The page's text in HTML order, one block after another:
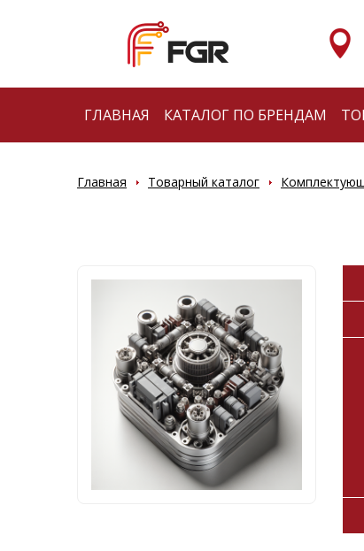
ГЛАВНАЯ КАТАЛОГ ПО БРЕНДАМ
Главная Товарный каталог